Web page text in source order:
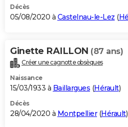
Décès
05/08/2020 à Castelnau-le-Lez (
Ginette RAILLON (87 ans)
Créer une cagnotte obsèques
Naissance
15/03/1933 à Baillargues (Hérault)
Décès
28/04/2020 à Montpellier(Hérault)